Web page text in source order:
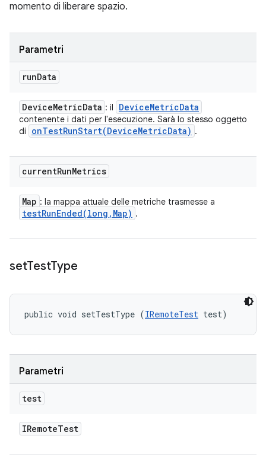
momento di liberare spazio.
Parametri
runData
DeviceMetricData : il DeviceMetricData
contenente i dati per l'esecuzione. Sarà lo stesso oggetto
di
onTestRunStart(DeviceMetricData) .
currentRunMetrics
Map : la mappa attuale delle metriche trasmesse a
testRunEnded(long , Map) .
setTestType
public void setTestType (IRemoteTest test)
Parametri
test
IRemoteTest